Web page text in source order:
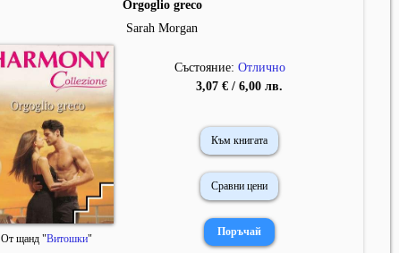
Orgoglio greco
Sarah Morgan
От щанд "Витошки"
Състояние:Отлично
3,07 € / 6,00 лв.
Към книгата
Сравни цени